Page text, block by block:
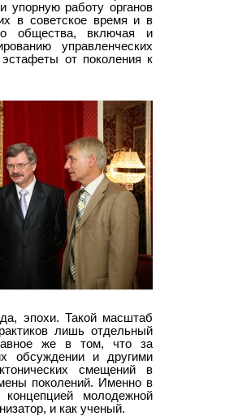
упорную работу органов
в советское время и в
общества, включая и
управленческих
от поколения к
эпохи. Такой масштаб
лишь отдельный
же в том, что за
обсуждении и другими
смещений в
поколений. Именно в
молодежной
и как ученый.